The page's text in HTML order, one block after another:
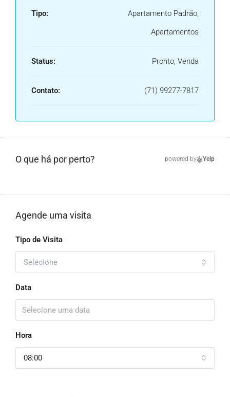
Tipo:
Apartamento Padrão,
Apartamentos
Status: Pronto, Venda
Contato: (71) 99277-7817
O que há por perto? powered by Yelp
Agende uma visita
Tipo de Visita
Selecione
Data
Hora
08:00